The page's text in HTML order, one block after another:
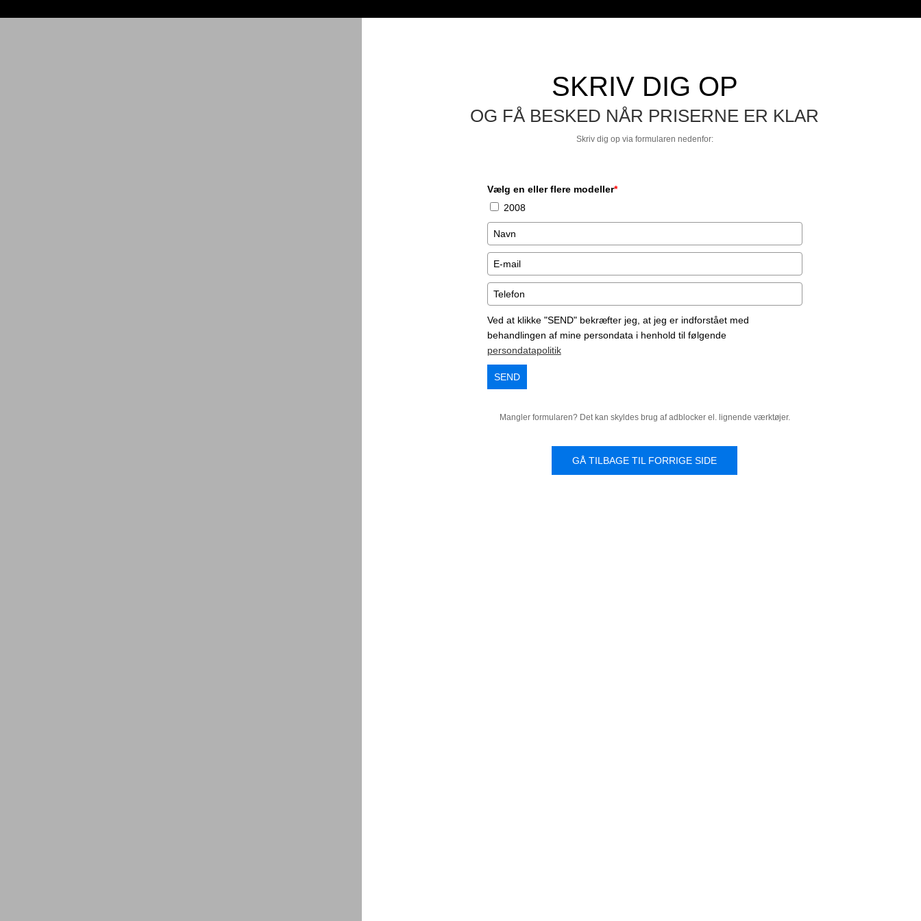
SKRIV DIG OP
OG FÅ BESKED NÅR PRISERNE ER KLAR
Skriv dig op via formularen nedenfor:
Vælg en eller flere modeller*
2008
Ved at klikke "SEND" bekræfter jeg, at jeg er indforstået med
behandlingen af mine persondata i henhold til følgende
persondatapolitik
SEND
Mangler formularen? Det kan skyldes brug af adblocker el. lignende værktøjer.
GÅ TILBAGE TIL FORRIGE SIDE